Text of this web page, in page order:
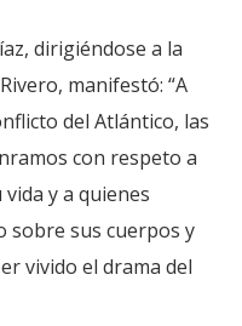
dirigiéndose a la
manifestó: “A
del Atlántico, las
con respeto a
y a quienes
sobre sus cuerpos y
vivido el drama del